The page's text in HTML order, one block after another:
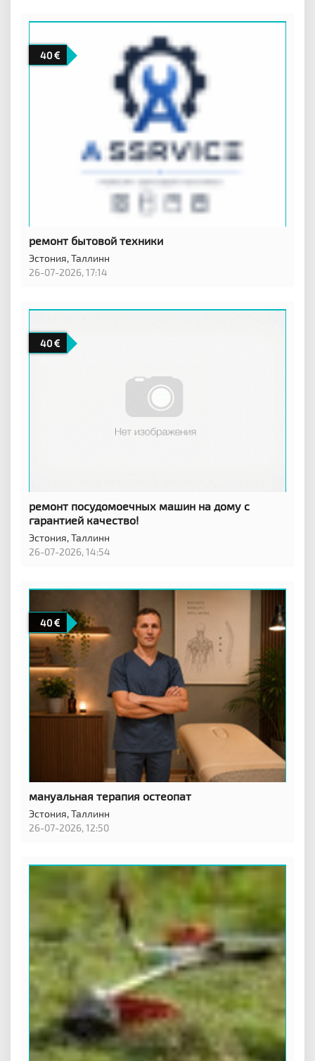
40
ремонт бытовой техники
Эстония,Таллинн
26-07-2026, 17:14
40
ремонт посудомоечных машин на дому с
гарантией качество!
Эстония,Таллинн
26-07-2026, 14:54
40
мануальная терапия остеопат
Эстония,Таллинн
26-07-2026, 12:50